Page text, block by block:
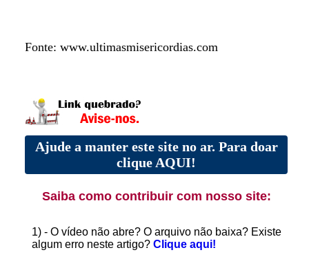
Fonte: www.ultimasmisericordias.com
Ajude a manter este site no ar. Para doar
clique AQUI!
Saiba como contribuir com nosso site:
1) - O vídeo não abre? O arquivo não baixa? Existe
algum erro neste artigo? Clique aqui!